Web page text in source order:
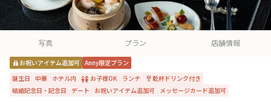
TOP
Annyお祝い体験について
Annyお祝いアイテムについて
よくあるご質問
写真 プラン 店舗情報
お祝いアイテム追加可 Anny限定プラン
誕生日 中華 ホテル内 お子様OK ランチ
乾杯ドリンク付き
結婚記念日・記念日 デート お祝いアイテム追加可 メッセージカード追加可